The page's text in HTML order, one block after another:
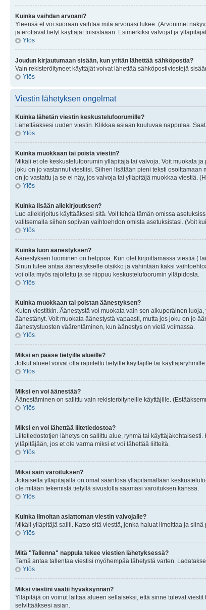
Kuinka vaihdan arvoani?
Yleensä et voi suoraan vaihtaa mitä arvonasi lukee. (Arvonimet
ja erottavat tietyt käyttäjät toisistaaan. Esimerkiksi valvojat ja
Ylös
Joudun kirjautumaan sisään, kun yritän lähettää sähköpostia?
Vain rekisteröityneet käyttäjät voivat lähettää sähköpostiviestejä
Ylös
Viestin lähetyksen ongelmat
Kuinka lähetän viestin keskustelufoorumille?
Lähettääksesi uuden viestin. Klikkaa asiaan kuuluvaa nappulaa.
Ylös
Kuinka muokkaan tai poista viestin?
Mikäli et ole keskustelufoorumin ylläpitäjä tai valvoja. Voit muokata
joku on jo vastannut viestiisi. Siihen lisätään pieni teksti
on jo vastattu ja se ei näy, jos valvoja tai ylläpitäjä muokkaa viestiä.
Ylös
Kuinka lisään allekirjoutksen?
Luo allekirjoitus käyttääksesi sitä. Voit tehdä tämän omissa
valitsemalla siihen sopivan vaihtoehdon omista asetuksistasi. (Voit
Ylös
Kuinka luon äänestyksen?
Äänestyksen luominen on helppoa. Kun olet kirjoittamassa viestiä
Sinun tulee antaa äänestykselle otsikko ja vähintään kaksi
voi olla myös rajoitettu ja se riippuu keskustelufoorumin ylläpidosta.
Ylös
Kuinka muokkaan tai poistan äänestyksen?
Kuten viestitkin. Äänestystä voi muokata vain sen alkuperäinen
äänestänyt. Voit muokata äänestystä vapaasti, mutta jos joku on jo
äänestystuosten väärentäminen, kun äänestys on vielä voimassa.
Ylös
Miksi en pääse tietyille alueille?
Jotkut alueet voivat olla rajoitettu tietyille käyttäjille tai
Ylös
Miksi en voi äänestää?
Äänestäminen on sallittu vain rekisteröityneille käyttäjille.
Ylös
Miksi en voi lähettää liitetiedostoa?
Liitetiedostotjen lähetys on sallittu alue, ryhmä tai
ylläpitäjään, jos et ole varma miksi et voi lähettää liitteitä.
Ylös
Miksi sain varoituksen?
Jokaisella ylläpitäjällä on omat sääntösä ylläpitämällään
ole mitään tekemistä tietyllä sivustolla saamasi varoituksen kanssa.
Ylös
Kuinka ilmoitan asiattoman viestin valvojalle?
Mikäli ylläpitäjä sallii. Katso sitä viestiä, jonka haluat ilmoittaa ja
Ylös
Mitä "Tallenna" nappula tekee viestien lähetyksessä?
Tämä antaa tallentaa viestisi myöhempää lähetystä varten.
Ylös
Miksi viestini vaatii hyväksynnän?
Ylläpitäjä on voinut laittaa alueen sellaiseksi, että sinne tulevat
selvittääksesi asian.